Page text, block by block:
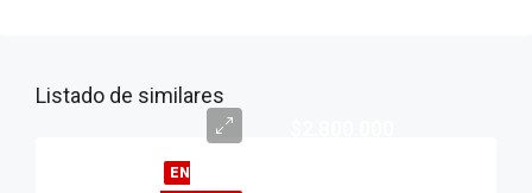
Listado de similares
EN